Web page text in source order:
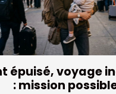
épuisé, voyage
: mission